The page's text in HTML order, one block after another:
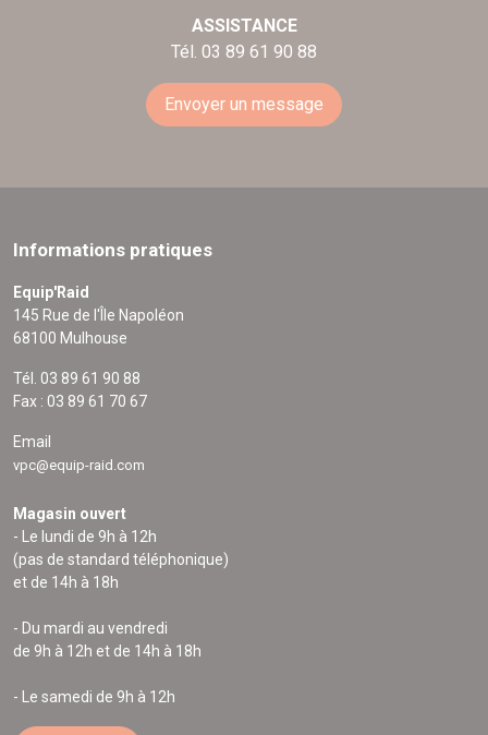
ASSISTANCE
Tél. 03 89 61 90 88
Envoyer un message
Informations pratiques
Equip'Raid
145 Rue de l'Île Napoléon
68100 Mulhouse
Tél. 03 89 61 90 88
Fax : 03 89 61 70 67
Email
vpc@equip-raid.com
Magasin ouvert
- Le lundi de 9h à 12h
(pas de standard téléphonique)
et de 14h à 18h
- Du mardi au vendredi
de 9h à 12h et de 14h à 18h
- Le samedi de 9h à 12h